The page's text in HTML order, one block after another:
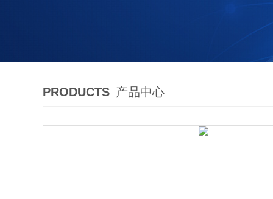
PRODUCTS 产品中心